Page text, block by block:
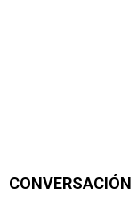
CONVERSACIÓN